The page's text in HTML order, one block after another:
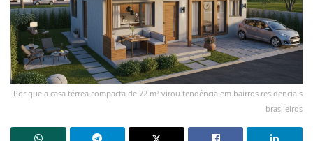
Por que a casa térrea compacta de 72 m² virou tendência em bairros residenciais
brasileiros